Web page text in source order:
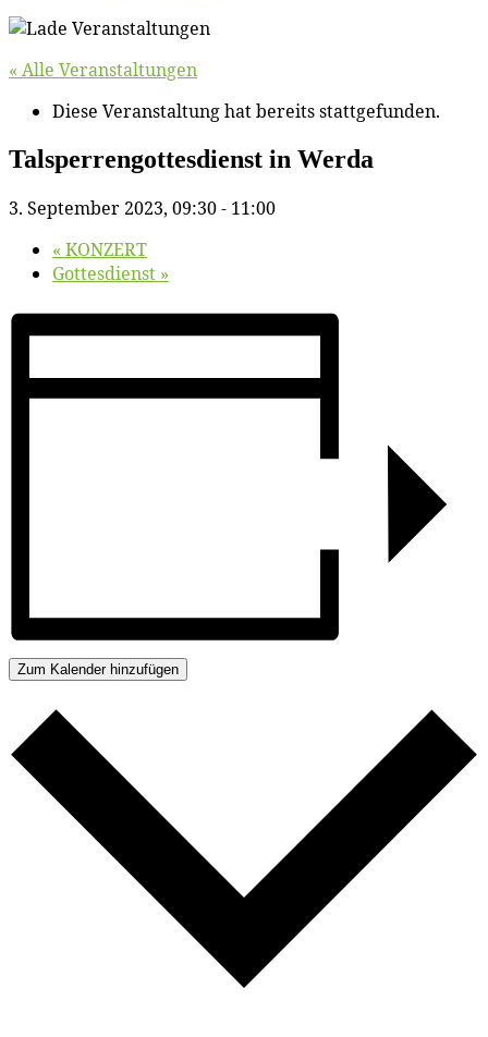
« Alle Veranstaltungen
Diese Veranstaltung hat bereits stattgefunden.
Tal­sper­ren­got­tes­dienst in Werda
3. September 2023, 09:30- 11:00
« KONZERT
Got­tes­dienst »
Zum Kalender hinzufügen